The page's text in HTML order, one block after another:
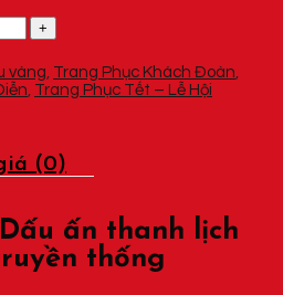
vàng Trang Phục Khách Đoàn
Trang Phục Tết – Lễ Hội
(0)
ấn thanh lịch
thống